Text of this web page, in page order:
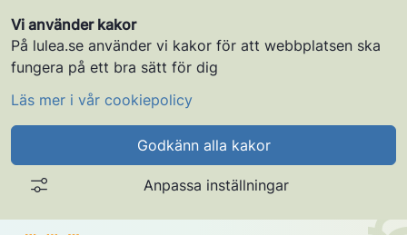
Vi använder kakor
På lulea.se använder vi kakor för att webbplatsen ska
fungera på ett bra sätt för dig
Läs mer i vår cookiepolicy
Godkänn alla kakor
Anpassa inställningar